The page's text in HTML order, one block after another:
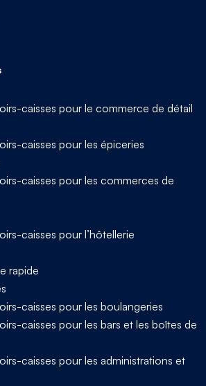
caisses pour le commerce de détail
caisses pour les épiceries
caisses pour les commerces de
caisses pour l’hôtellerie
rapide
caisses pour les boulangeries
caisses pour les bars et les boîtes de
caisses pour les administrations et